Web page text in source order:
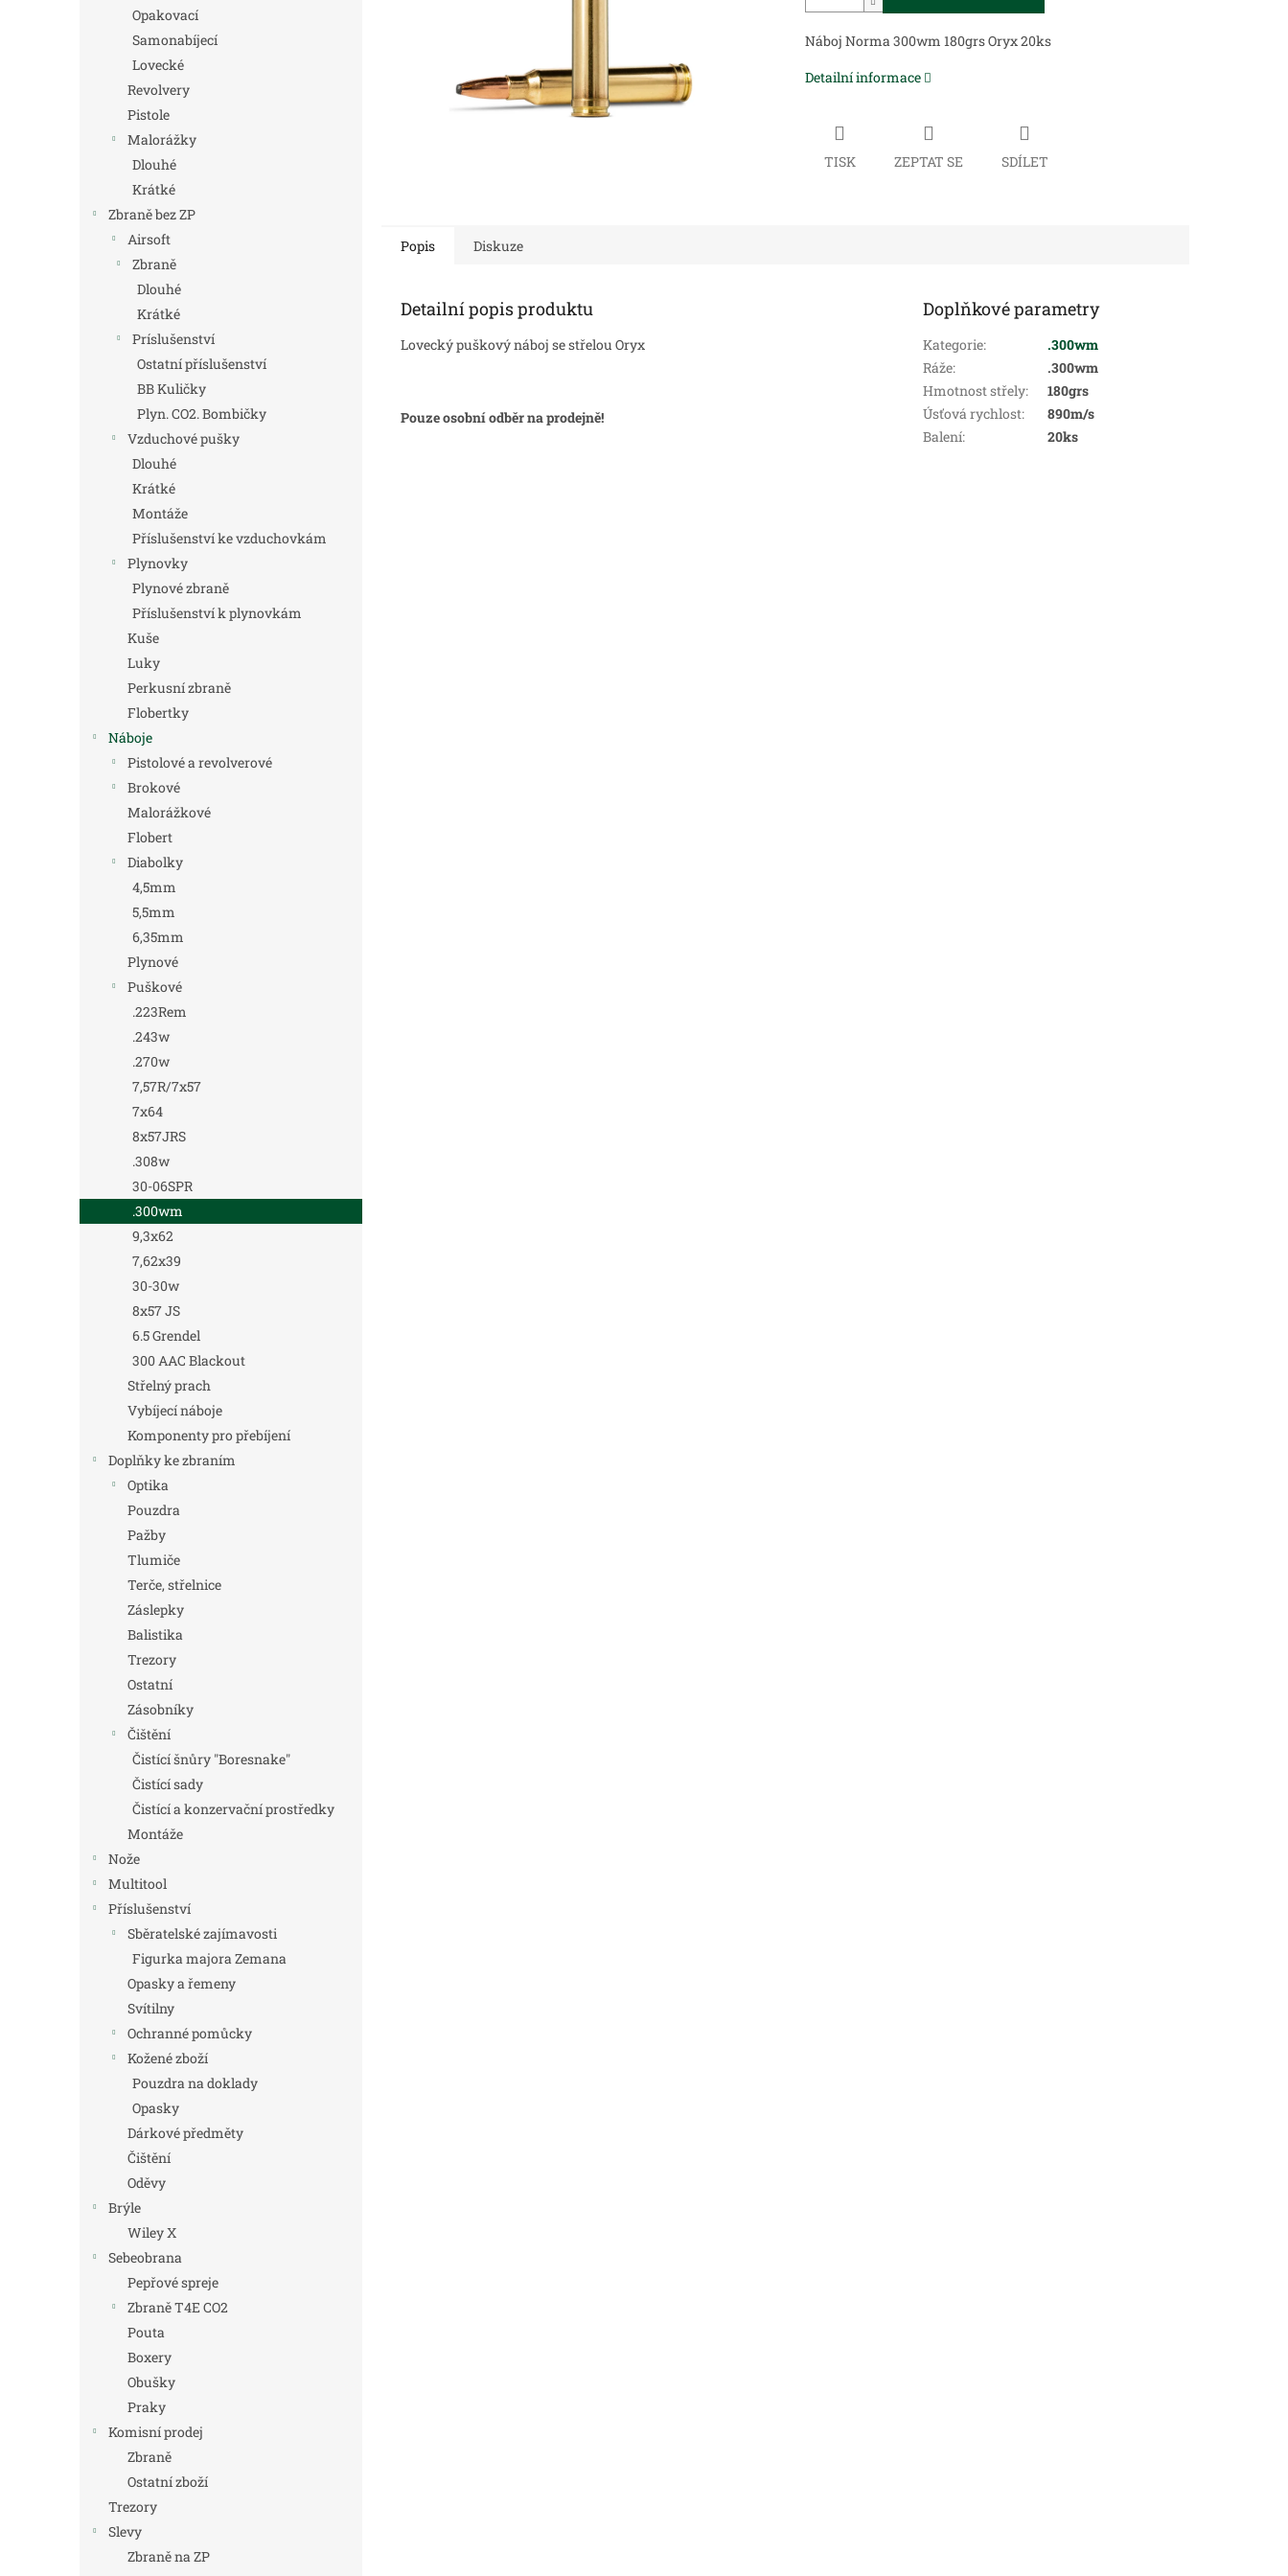
Opakovací
Samonabíjecí
Lovecké
Revolvery
Pistole
Malorážky
Dlouhé
Krátké
Zbraně bez ZP
Airsoft
Zbraně
Dlouhé
Krátké
Príslušenství
Ostatní příslušenství
BB Kuličky
Plyn. CO2. Bombičky
Vzduchové pušky
Dlouhé
Krátké
Montáže
Příslušenství ke vzduchovkám
Plynovky
Plynové zbraně
Příslušenství k plynovkám
Kuše
Luky
Perkusní zbraně
Flobertky
Náboje
Pistolové a revolverové
Brokové
Malorážkové
Flobert
Diabolky
4,5mm
5,5mm
6,35mm
Plynové
Puškové
.223Rem
.243w
.270w
7,57R/7x57
7x64
8x57JRS
.308w
30-06SPR
.300wm
9,3x62
7,62x39
30-30w
8x57 JS
6.5 Grendel
300 AAC Blackout
Střelný prach
Vybíjecí náboje
Komponenty pro přebíjení
Doplňky ke zbraním
Optika
Pouzdra
Pažby
Tlumiče
Terče, střelnice
Záslepky
Balistika
Trezory
Ostatní
Zásobníky
Čištění
Čistící šnůry "Boresnake"
Čistící sady
Čistící a konzervační prostředky
Montáže
Nože
Multitool
Příslušenství
Sběratelské zajímavosti
Figurka majora Zemana
Opasky a řemeny
Svítilny
Ochranné pomůcky
Kožené zboží
Pouzdra na doklady
Opasky
Dárkové předměty
Čištění
Oděvy
Brýle
Wiley X
Sebeobrana
Pepřové spreje
Zbraně T4E CO2
Pouta
Boxery
Obušky
Praky
Komisní prodej
Zbraně
Ostatní zboží
Trezory
Slevy
Zbraně na ZP
Náboj Norma 300wm 180grs Oryx 20ks
Detailní informace
TISK ZEPTAT SE SDÍLET
Popis Diskuze
Detailní popis produktu
Lovecký puškový náboj se střelou Oryx
Pouze osobní odběr na prodejně!
Doplňkové parametry
Kategorie:
.300wm
Ráže:
.300wm
Hmotnost střely:
180grs
Úsťová rychlost:
890m/s
Balení: 20ks